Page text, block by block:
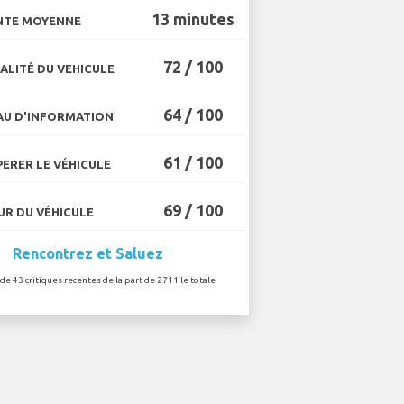
MOYENNE 13 minutes
DU VEHICULE 72 / 100
D'INFORMATION 64 / 100
LE VÉHICULE 61 / 100
DU VÉHICULE 69 / 100
Rencontrez et Saluez
43 critiques recentes de la part de 2711 le totale